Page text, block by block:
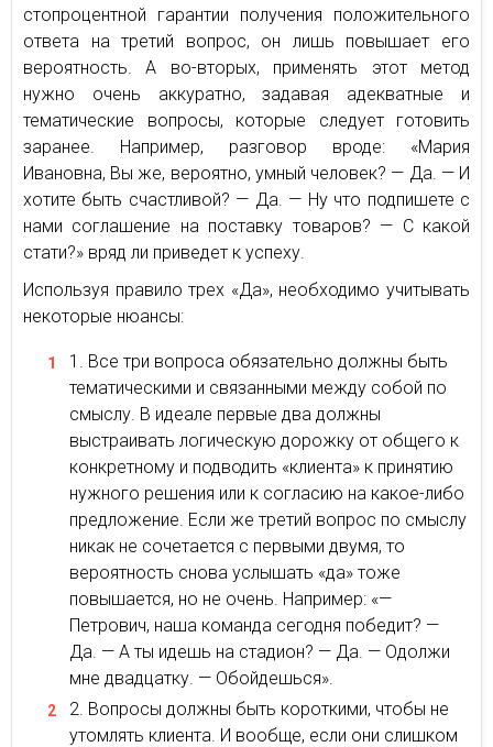
стопроцентной гарантии получения положительного
ответа на третий вопрос, он лишь повышает его
вероятность. А во-вторых, применять этот метод
нужно очень аккуратно, задавая адекватные и
тематические вопросы, которые следует готовить
заранее. Например, разговор вроде: «Мария
Ивановна, Вы же, вероятно, умный человек? — Да. — И
хотите быть счастливой? — Да. — Ну что подпишете с
нами соглашение на поставку товаров? — С какой
стати?» вряд ли приведет к успеху.
Используя правило трех «Да», необходимо учитывать
некоторые нюансы:
Все три вопроса обязательно должны быть
тематическими и связанными между собой по
смыслу. В идеале первые два должны
выстраивать логическую дорожку от общего к
конкретному и подводить «клиента» к принятию
нужного решения или к согласию на какое-либо
предложение. Если же третий вопрос по смыслу
никак не сочетается с первыми двумя, то
вероятность снова услышать «да» тоже
повышается, но не очень. Например: «—
Петрович, наша команда сегодня победит? —
Да. — А ты идешь на стадион? — Да. — Одолжи
мне двадцатку. — Обойдешься».
Вопросы должны быть короткими, чтобы не
утомлять клиента. И вообще, если они слишком